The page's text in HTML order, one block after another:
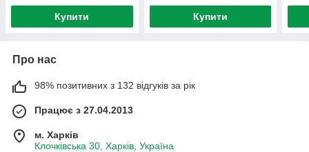
Купити Купити
Про нас
98% позитивних з 132 відгуків за рік
Працює з 27.04.2013
м. Харків
Клочківська 30, Харків, Україна